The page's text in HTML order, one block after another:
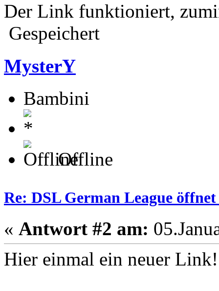
Der Link funktioniert,
Gespeichert
MysterY
Bambini
Offline
Re: DSL German League öffnet
« Antwort #2 am:
Hier einmal ein neuer Link!